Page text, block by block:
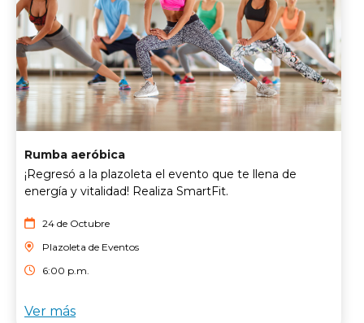
Rumba aeróbica
¡Regresó a la plazoleta el evento que te llena de
energía y vitalidad! Realiza SmartFit.
24 de Octubre
Plazoleta de Eventos
6:00 p.m.
Ver más